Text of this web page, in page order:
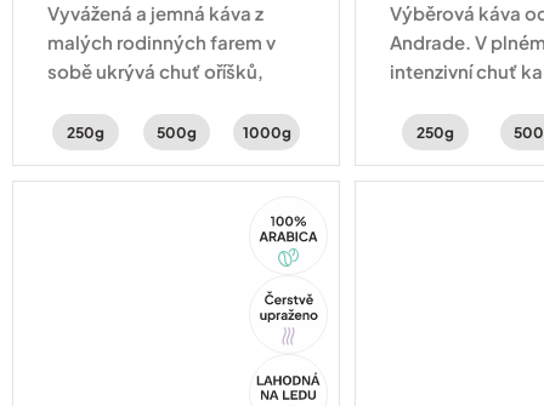
Vyvážená a jemná káva z
malých rodinných farem v
sobě ukrývá chuť oříšků,
250g 500g 1000g
Výběrová káva
Andrade. V
intenzivní chuť
250g
Tip
Arabica